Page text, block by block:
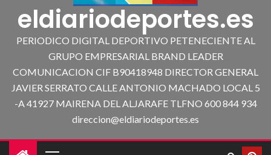
eldiariodeportes.es
PERIODICO DIGITAL DEPORTIVO PETENECIENTE AL
GRUPO EMPRESARIAL BRAND LEADER
COMUNICACION CIF B90418948 DIRECTOR GENERAL
JAVIER SERRATO CALLE ANTONIO MACHADO LOCAL 5
-A 41927 MAIRENA DEL ALJARAFE TLFNO 600 844 934
direccion@eldiariodeportes.es